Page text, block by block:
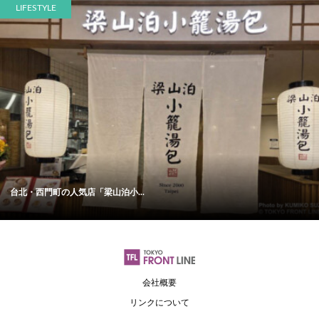
LIFESTYLE
台北・西門町の人気店「梁山泊小...
会社概要
リンクについて